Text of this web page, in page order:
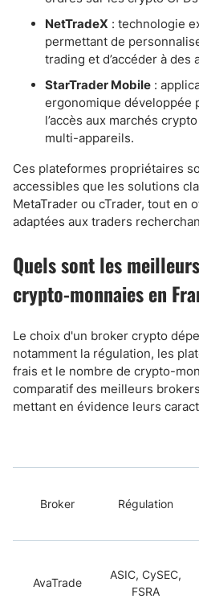
NetTradeX : technologie
permettant de
trading et d’accéder à des
StarTrader Mobile :
ergonomique développée
l’accès aux marchés
multi-appareils.
Ces plateformes propriétaires
accessibles que les solutions
MetaTrader ou cTrader, tout en
adaptées aux traders
Quels sont les
crypto-monnaies en
Le choix d'un broker crypto
notamment la régulation, les
frais et le nombre de crypto-
comparatif des meilleurs
mettant en évidence leurs
Broker Régulation
AvaTrade
ASIC, CySEC,
FSRA